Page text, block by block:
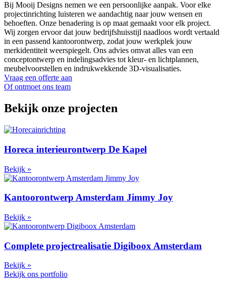
Bij Mooij Designs nemen we een persoonlijke aanpak. Voor elke
projectinrichting luisteren we aandachtig naar jouw wensen en
behoeften. Onze benadering is op maat gemaakt voor elk project.
Wij zorgen ervoor dat jouw bedrijfshuisstijl naadloos wordt vertaald
in een passend kantoorontwerp, zodat jouw werkplek jouw
merkidentiteit weerspiegelt. Ons advies omvat alles van een
conceptontwerp en indelingsadvies tot kleur- en lichtplannen,
meubelvoorstellen en indrukwekkende 3D-visualisaties.
Vraag een offerte aan
Of ontmoet ons team
Bekijk onze projecten
Horeca interieurontwerp De Kapel
Bekijk »
Kantoorontwerp Amsterdam Jimmy Joy
Bekijk »
Complete projectrealisatie Digiboox Amsterdam
Bekijk »
Bekijk ons portfolio